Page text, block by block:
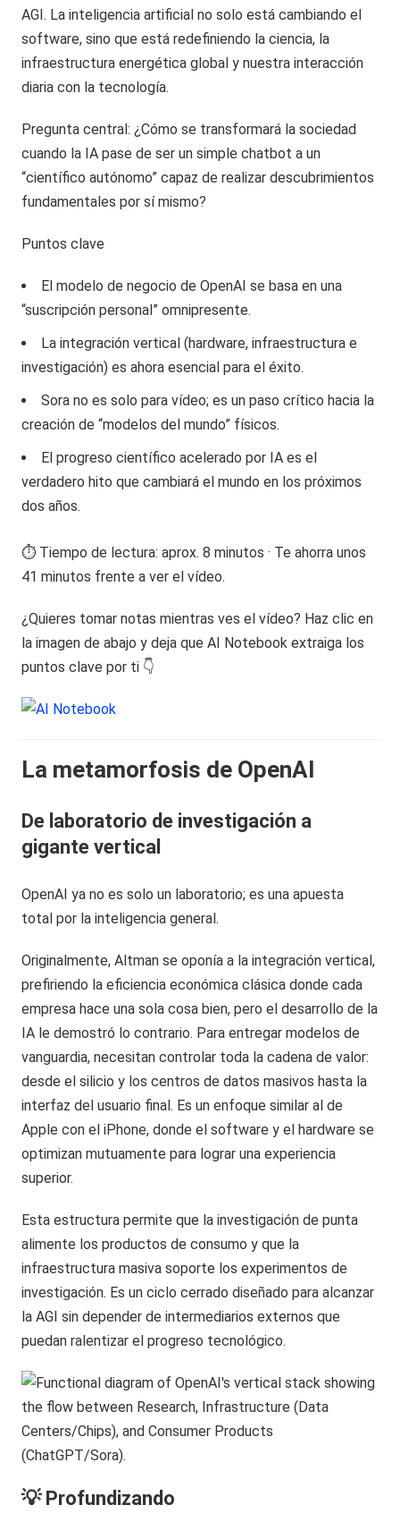
AGI. La inteligencia artificial no solo está cambiando el
software, sino que está redefiniendo la ciencia, la
infraestructura energética global y nuestra interacción
diaria con la tecnología.
Pregunta central: ¿Cómo se transformará la sociedad
cuando la IA pase de ser un simple chatbot a un
“científico autónomo” capaz de realizar descubrimientos
fundamentales por sí mismo?
Puntos clave
El modelo de negocio de OpenAI se basa en una
“suscripción personal” omnipresente.
La integración vertical (hardware, infraestructura e
investigación) es ahora esencial para el éxito.
Sora no es solo para vídeo; es un paso crítico hacia la
creación de “modelos del mundo” físicos.
El progreso científico acelerado por IA es el
verdadero hito que cambiará el mundo en los próximos
dos años.
⏱️ Tiempo de lectura: aprox. 8 minutos · Te ahorra unos
41 minutos frente a ver el vídeo.
¿Quieres tomar notas mientras ves el vídeo? Haz clic en
la imagen de abajo y deja que AI Notebook extraiga los
puntos clave por ti 👇
La metamorfosis de OpenAI
De laboratorio de investigación a
gigante vertical
OpenAI ya no es solo un laboratorio; es una apuesta
total por la inteligencia general.
Originalmente, Altman se oponía a la integración vertical,
prefiriendo la eficiencia económica clásica donde cada
empresa hace una sola cosa bien, pero el desarrollo de la
IA le demostró lo contrario. Para entregar modelos de
vanguardia, necesitan controlar toda la cadena de valor:
desde el silicio y los centros de datos masivos hasta la
interfaz del usuario final. Es un enfoque similar al de
Apple con el iPhone, donde el software y el hardware se
optimizan mutuamente para lograr una experiencia
superior.
Esta estructura permite que la investigación de punta
alimente los productos de consumo y que la
infraestructura masiva soporte los experimentos de
investigación. Es un ciclo cerrado diseñado para alcanzar
la AGI sin depender de intermediarios externos que
puedan ralentizar el progreso tecnológico.
💡 Profundizando